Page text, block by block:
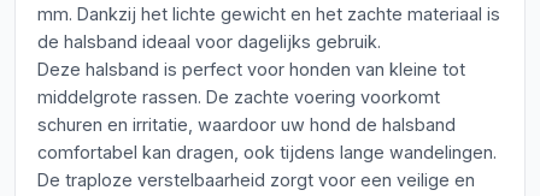
mm. Dankzij het lichte gewicht en het zachte materiaal is
de halsband ideaal voor dagelijks gebruik.
Deze halsband is perfect voor honden van kleine tot
middelgrote rassen. De zachte voering voorkomt
schuren en irritatie, waardoor uw hond de halsband
comfortabel kan dragen, ook tijdens lange wandelingen.
De traploze verstelbaarheid zorgt voor een veilige en